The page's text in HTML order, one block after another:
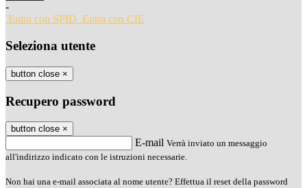
-
Entra con SPID Entra con CIE
Seleziona utente
button close ×
Recupero password
button close ×
E-mail Verrà inviato un messaggio
all'indirizzo indicato con le istruzioni necessarie.
Non hai una e-mail associata al nome utente? Effettua il reset della password